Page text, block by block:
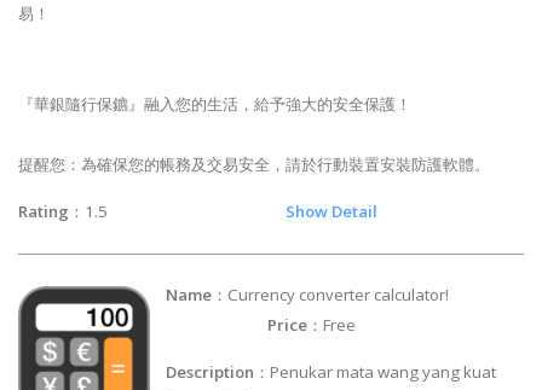
易！
『華銀隨行保鑣』融入您的生活，給予強大的安全保護！
提醒您：為確保您的帳務及交易安全，請於行動裝置安裝防護軟體。
Rating ：1.5 Show Detail
Name ：Currency converter calculator!
Price ：Free
Description ：Penukar mata wang yang kuat